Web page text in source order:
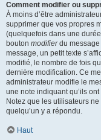
Comment modifier ou
À moins d’être
supprimer que vos propres
(quelquefois dans une
bouton modifierdu message
message, un petit texte
modifié, le nombre de fois
dernière modification. Ce
administrateur modifie le
une note indiquant qu’ils
Notez que les utilisateurs
quelqu’un y a répondu.
Haut